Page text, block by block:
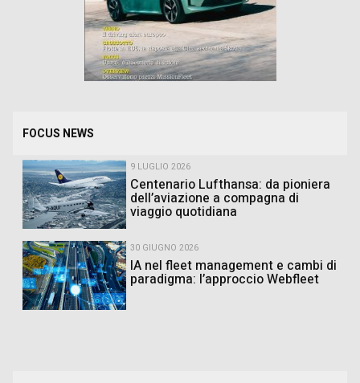
FOCUS NEWS
9 LUGLIO 2026
Centenario Lufthansa: da pioniera
dell’aviazione a compagna di
viaggio quotidiana
30 GIUGNO 2026
IA nel fleet management e cambi di
paradigma: l’approccio Webfleet